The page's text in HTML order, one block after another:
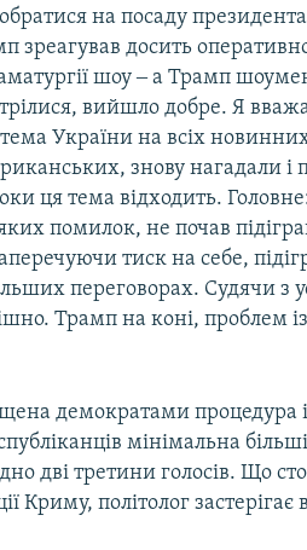
на посаду
зреагував досить
шоу ‒ а Трамп
вийшло добре. Я
України на всіх
знову нагадали
ця тема відходить.
помилок, не почав
тиск на себе,
переговорах. Судячи з
Трамп на коні, проблем
демократами процедура
мінімальна
дві третини голосів. Що
політолог застерігає